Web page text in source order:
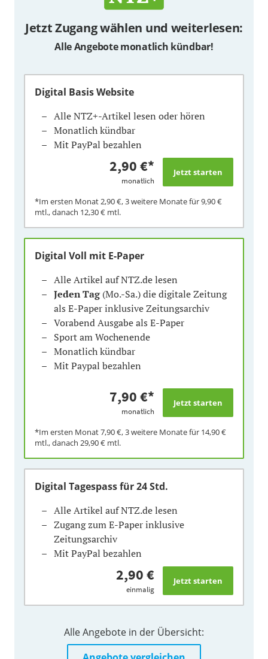
Jetzt Zugang wählen und weiterlesen:
Alle Angebote monatlich kündbar!
Digital Basis Website
Alle NTZ+-Artikel lesen oder hören
Monatlich kündbar
Mit PayPal bezahlen
2,90 €*
monatlich
*Im ersten Monat2,90 €, 3 weitere Monate für9,90 €
mtl., danach 12,30 € mtl.
Digital Voll mit E-Paper
Alle Artikel auf NTZ.de lesen
Jeden Tag(Mo.-Sa.) die digitale Zeitung
als E-Paper inklusive Zeitungsarchiv
Vorabend Ausgabe als E-Paper
Sport am Wochenende
Monatlich kündbar
Mit Paypal bezahlen
7,90 €*
monatlich
*Im ersten Monat7,90 €, 3 weitere Monate für 14,90 €
mtl., danach 29,90 € mtl.
Digital Tagespassfür 24 Std.
Alle Artikel auf NTZ.de lesen
Zugang zum E-Paper inklusive
Zeitungsarchiv
Mit PayPal bezahlen
2,90 €
einmalig
Alle Angebote in der Übersicht: